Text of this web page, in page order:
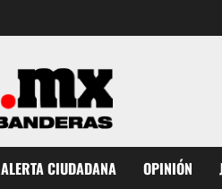
ALERTA CIUDADANA OPINIÓN